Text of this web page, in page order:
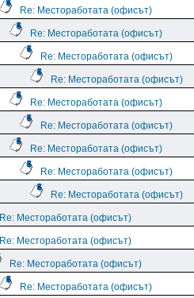
Re: Местоработата (офисът)
Re: Местоработата (офисът)
Re: Местоработата (офисът)
Re: Местоработата (офисът)
Re: Местоработата (офисът)
Re: Местоработата (офисът)
Re: Местоработата (офисът)
Re: Местоработата (офисът)
Re: Местоработата (офисът)
Re: Местоработата (офисът)
Re: Местоработата (офисът)
Re: Местоработата (офисът)
Re: Местоработата (офисът)